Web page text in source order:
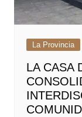
La Provincia
LA CASA